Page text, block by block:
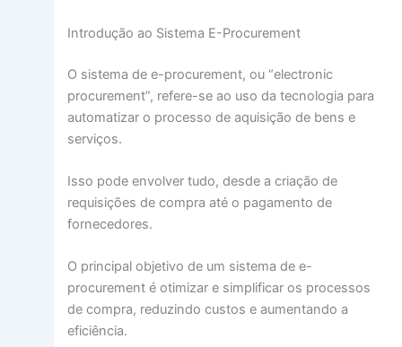
Introdução ao Sistema E-Procurement
O sistema de e-procurement, ou “electronic
procurement”, refere-se ao uso da tecnologia para
automatizar o processo de aquisição de bens e
serviços.
Isso pode envolver tudo, desde a criação de
requisições de compra até o pagamento de
fornecedores.
O principal objetivo de um sistema de e-
procurement é otimizar e simplificar os processos
de compra, reduzindo custos e aumentando a
eficiência.